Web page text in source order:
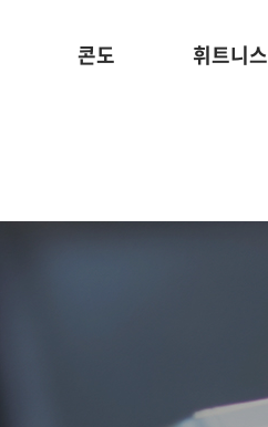
콘도 휘트니스